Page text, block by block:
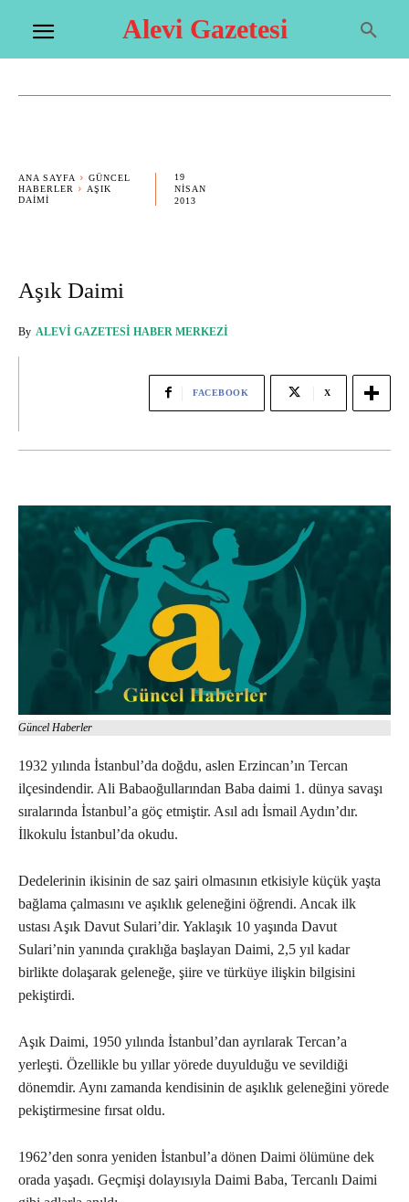
Alevi Gazetesi
ANA SAYFA
GÜNCEL
HABERLER
AŞIK
DAIMI
19
NISAN
2013
Aşık Daimi
By ALEVI GAZETESI HABER MERKEZI
FACEBOOK X
Güncel Haberler
1932 yılında İstanbul’da doğdu, aslen Erzincan’ın Tercan
ilçesindendir. Ali Babaoğullarından Baba daimi 1. dünya savaşı
sıralarında İstanbul’a göç etmiştir. Asıl adı İsmail Aydın’dır.
İlkokulu İstanbul’da okudu.
Dedelerinin ikisinin de saz şairi olmasının etkisiyle küçük yaşta
bağlama çalmasını ve aşıklık geleneğini öğrendi. Ancak ilk
ustası Aşık Davut Sulari’dir. Yaklaşık 10 yaşında Davut
Sulari’nin yanında çıraklığa başlayan Daimi, 2,5 yıl kadar
birlikte dolaşarak geleneğe, şiire ve türküye ilişkin bilgisini
pekiştirdi.
Aşık Daimi, 1950 yılında İstanbul’dan ayrılarak Tercan’a
yerleşti. Özellikle bu yıllar yörede duyulduğu ve sevildiği
dönemdir. Aynı zamanda kendisinin de aşıklık geleneğini yörede
pekiştirmesine fırsat oldu.
1962’den sonra yeniden İstanbul’a dönen Daimi ölümüne dek
orada yaşadı. Geçmişi dolayısıyla Daimi Baba, Tercanlı Daimi